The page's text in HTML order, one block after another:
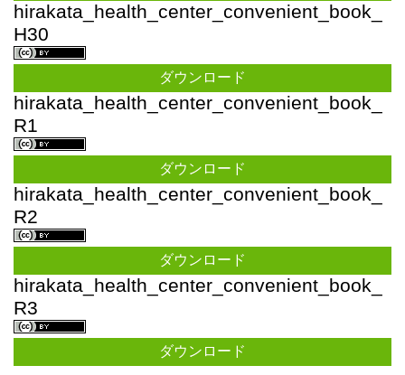
hirakata_health_center_convenient_book_
H30
ダウンロード
hirakata_health_center_convenient_book_
R1
ダウンロード
hirakata_health_center_convenient_book_
R2
ダウンロード
hirakata_health_center_convenient_book_
R3
ダウンロード